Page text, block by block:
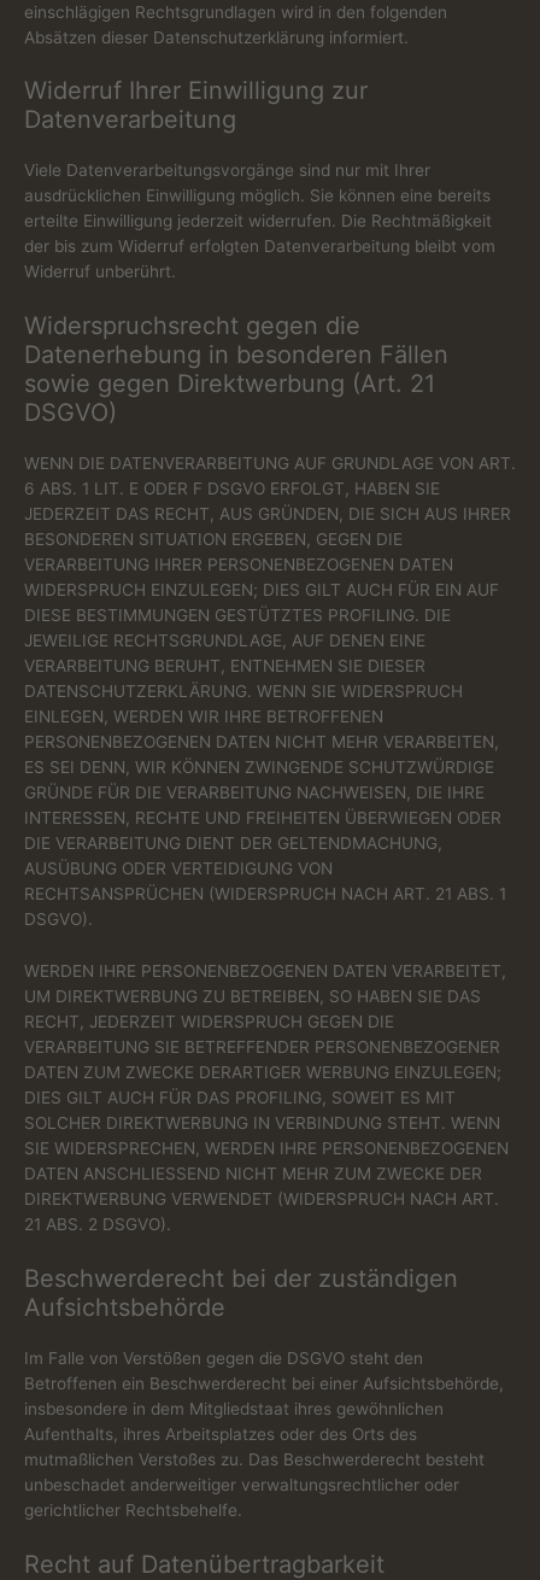
einschlägigen Rechtsgrundlagen wird in den folgenden
Absätzen dieser Datenschutzerklärung informiert.
Widerruf Ihrer Einwilligung zur
Datenverarbeitung
Viele Datenverarbeitungsvorgänge sind nur mit Ihrer
ausdrücklichen Einwilligung möglich. Sie können eine bereits
erteilte Einwilligung jederzeit widerrufen. Die Rechtmäßigkeit
der bis zum Widerruf erfolgten Datenverarbeitung bleibt vom
Widerruf unberührt.
Widerspruchsrecht gegen die
Datenerhebung in besonderen Fällen
sowie gegen Direktwerbung (Art. 21
DSGVO)
WENN DIE DATENVERARBEITUNG AUF GRUNDLAGE VON ART.
6 ABS. 1 LIT. E ODER F DSGVO ERFOLGT, HABEN SIE
JEDERZEIT DAS RECHT, AUS GRÜNDEN, DIE SICH AUS IHRER
BESONDEREN SITUATION ERGEBEN, GEGEN DIE
VERARBEITUNG IHRER PERSONENBEZOGENEN DATEN
WIDERSPRUCH EINZULEGEN; DIES GILT AUCH FÜR EIN AUF
DIESE BESTIMMUNGEN GESTÜTZTES PROFILING. DIE
JEWEILIGE RECHTSGRUNDLAGE, AUF DENEN EINE
VERARBEITUNG BERUHT, ENTNEHMEN SIE DIESER
DATENSCHUTZERKLÄRUNG. WENN SIE WIDERSPRUCH
EINLEGEN, WERDEN WIR IHRE BETROFFENEN
PERSONENBEZOGENEN DATEN NICHT MEHR VERARBEITEN,
ES SEI DENN, WIR KÖNNEN ZWINGENDE SCHUTZWÜRDIGE
GRÜNDE FÜR DIE VERARBEITUNG NACHWEISEN, DIE IHRE
INTERESSEN, RECHTE UND FREIHEITEN ÜBERWIEGEN ODER
DIE VERARBEITUNG DIENT DER GELTENDMACHUNG,
AUSÜBUNG ODER VERTEIDIGUNG VON
RECHTSANSPRÜCHEN (WIDERSPRUCH NACH ART. 21 ABS. 1
DSGVO).
WERDEN IHRE PERSONENBEZOGENEN DATEN VERARBEITET,
UM DIREKTWERBUNG ZU BETREIBEN, SO HABEN SIE DAS
RECHT, JEDERZEIT WIDERSPRUCH GEGEN DIE
VERARBEITUNG SIE BETREFFENDER PERSONENBEZOGENER
DATEN ZUM ZWECKE DERARTIGER WERBUNG EINZULEGEN;
DIES GILT AUCH FÜR DAS PROFILING, SOWEIT ES MIT
SOLCHER DIREKTWERBUNG IN VERBINDUNG STEHT. WENN
SIE WIDERSPRECHEN, WERDEN IHRE PERSONENBEZOGENEN
DATEN ANSCHLIESSEND NICHT MEHR ZUM ZWECKE DER
DIREKTWERBUNG VERWENDET (WIDERSPRUCH NACH ART.
21 ABS. 2 DSGVO).
Beschwerde­recht bei der zuständigen
Aufsichts­behörde
Im Falle von Verstößen gegen die DSGVO steht den
Betroffenen ein Beschwerderecht bei einer Aufsichtsbehörde,
insbesondere in dem Mitgliedstaat ihres gewöhnlichen
Aufenthalts, ihres Arbeitsplatzes oder des Orts des
mutmaßlichen Verstoßes zu. Das Beschwerderecht besteht
unbeschadet anderweitiger verwaltungsrechtlicher oder
gerichtlicher Rechtsbehelfe.
Recht auf Daten­übertrag­barkeit